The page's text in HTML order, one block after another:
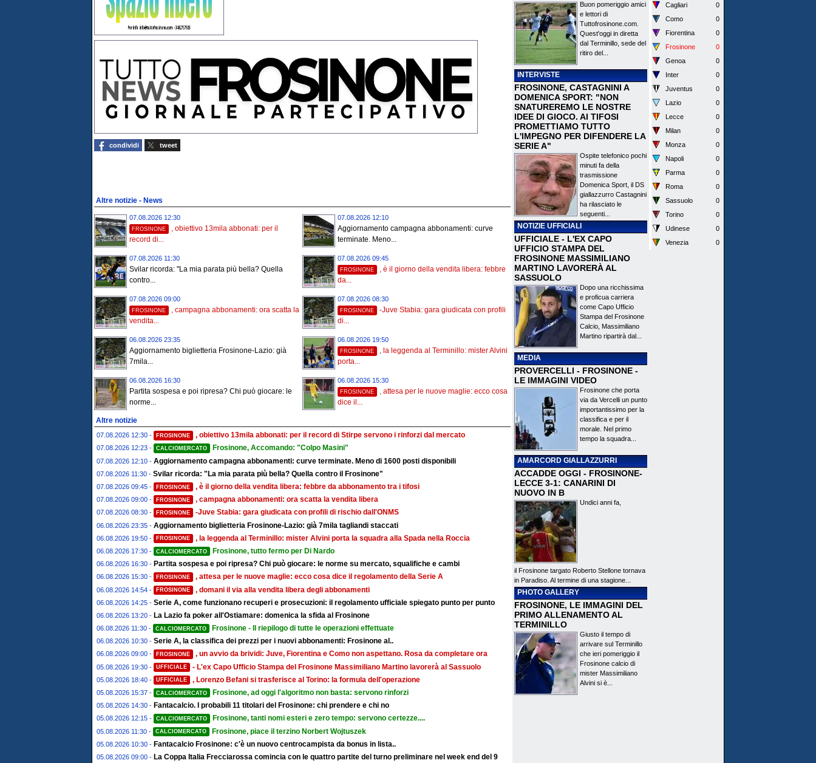
condividi tweet
Altre notizie - News
07.08.2026 12:30
FROSINONE
, obiettivo 13mila abbonati: per il
record di...
07.08.2026 12:10
Aggiornamento campagna abbonamenti: curve
terminate. Meno...
07.08.2026 11:30
Svilar ricorda: "La mia parata più bella? Quella
contro...
07.08.2026 09:45
FROSINONE
, è il giorno della vendita libera: febbre
da...
07.08.2026 09:00
FROSINONE
, campagna abbonamenti: ora scatta la
vendita...
07.08.2026 08:30
FROSINONE
-Juve Stabia: gara giudicata con profili
di...
06.08.2026 23:35
Aggiornamento biglietteria Frosinone-Lazio: già
7mila...
06.08.2026 19:50
FROSINONE
, la leggenda al Terminillo: mister Alvini
porta...
06.08.2026 16:30
Partita sospesa e poi ripresa? Chi può giocare: le
norme...
06.08.2026 15:30
FROSINONE
, attesa per le nuove maglie: ecco cosa
dice il...
Altre notizie
07.08.2026 12:30 - FROSINONE , obiettivo 13mila abbonati: per il record di Stirpe servono i rinforzi dal mercato
07.08.2026 12:23 - CALCIOMERCATO Frosinone, Accomando: "Colpo Masini"
07.08.2026 12:10 - Aggiornamento campagna abbonamenti: curve terminate. Meno di 1600 posti disponibili
07.08.2026 11:30 - Svilar ricorda: "La mia parata più bella? Quella contro il Frosinone"
07.08.2026 09:45 - FROSINONE , è il giorno della vendita libera: febbre da abbonamento tra i tifosi
07.08.2026 09:00 - FROSINONE , campagna abbonamenti: ora scatta la vendita libera
07.08.2026 08:30 - FROSINONE -Juve Stabia: gara giudicata con profili di rischio dall'ONMS
06.08.2026 23:35 - Aggiornamento biglietteria Frosinone-Lazio: già 7mila tagliandi staccati
06.08.2026 19:50 - FROSINONE , la leggenda al Terminillo: mister Alvini porta la squadra alla Spada nella Roccia
06.08.2026 17:30 - CALCIOMERCATO Frosinone, tutto fermo per Di Nardo
06.08.2026 16:30 - Partita sospesa e poi ripresa? Chi può giocare: le norme su mercato, squalifiche e cambi
06.08.2026 15:30 - FROSINONE , attesa per le nuove maglie: ecco cosa dice il regolamento della Serie A
06.08.2026 14:54 - FROSINONE , domani il via alla vendita libera degli abbonamenti
06.08.2026 14:25 - Serie A, come funzionano recuperi e prosecuzioni: il regolamento ufficiale spiegato punto per punto
06.08.2026 13:20 - La Lazio fa poker all'Ostiamare: domenica la sfida al Frosinone
06.08.2026 11:30 - CALCIOMERCATO Frosinone - Il riepilogo di tutte le operazioni effettuate
06.08.2026 10:30 - Serie A, la classifica dei prezzi per i nuovi abbonamenti: Frosinone al..
06.08.2026 09:00 - FROSINONE , un avvio da brividi: Juve, Fiorentina e Como non aspettano. Rosa da completare ora
05.08.2026 19:30 - UFFICIALE - L'ex Capo Ufficio Stampa del Frosinone Massimiliano Martino lavorerà al Sassuolo
05.08.2026 18:40 - UFFICIALE , Lorenzo Befani si trasferisce al Torino: la formula dell'operazione
05.08.2026 15:37 - CALCIOMERCATO Frosinone, ad oggi l'algoritmo non basta: servono rinforzi
05.08.2026 14:30 - Fantacalcio. I probabili 11 titolari del Frosinone: chi prendere e chi no
05.08.2026 12:15 - CALCIOMERCATO Frosinone, tanti nomi esteri e zero tempo: servono certezze....
05.08.2026 11:30 - CALCIOMERCATO Frosinone, piace il terzino Norbert Wojtuszek
05.08.2026 10:30 - Fantacalcio Frosinone: c'è un nuovo centrocampista da bonus in lista..
05.08.2026 09:00 - La Coppa Italia Frecciarossa comincia con le quattro partite del turno preliminare nel week end del 9
Buon pomeriggio amici
e lettori di
Tuttofrosinone.com.
Quest'oggi in diretta
dal Terminillo, sede del
ritiro del...
INTERVISTE
FROSINONE, CASTAGNINI A
DOMENICA SPORT: "NON
SNATUREREMO LE NOSTRE
IDEE DI GIOCO. AI TIFOSI
PROMETTIAMO TUTTO
L'IMPEGNO PER DIFENDERE LA
SERIE A"
Ospite telefonico pochi
minuti fa della
trasmissione
Domenica Sport, il DS
giallazzurro Castagnini
ha rilasciato le
seguenti...
NOTIZIE UFFICIALI
UFFICIALE - L'EX CAPO
UFFICIO STAMPA DEL
FROSINONE MASSIMILIANO
MARTINO LAVORERÀ AL
SASSUOLO
Dopo una ricchissima
e proficua carriera
come Capo Ufficio
Stampa del Frosinone
Calcio, Massimiliano
Martino ripartirà dal...
MEDIA
PROVERCELLI - FROSINONE -
LE IMMAGINI VIDEO
Frosinone che porta
via da Vercelli un punto
importantissimo per la
classifica e per il
morale. Nel primo
tempo la squadra...
AMARCORD GIALLAZZURRI
ACCADDE OGGI - FROSINONE-
LECCE 3-1: CANARINI DI
NUOVO IN B
Undici anni fa,
il Frosinone targato Roberto Stellone tornava
in Paradiso. Al termine di una stagione...
PHOTO GALLERY
FROSINONE, LE IMMAGINI DEL
PRIMO ALLENAMENTO AL
TERMINILLO
Giusto il tempo di
arrivare sul Terminillo
che ieri pomeriggio il
Frosinone calcio di
mister Massimiliano
Alvini si è...
Cagliari
0
Como
0
Fiorentina
0
Frosinone
0
Genoa
0
Inter
0
Juventus
0
Lazio
0
Lecce
0
Milan
0
Monza
0
Napoli
0
Parma
0
Roma
0
Sassuolo
0
Torino
0
Udinese
0
Venezia
0